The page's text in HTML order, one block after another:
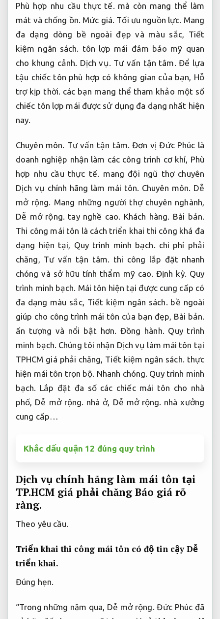
Phù hợp nhu cầu thực tế.
mà còn mang thể làm
mát và chống ồn. Mức giá. Tối ưu nguồn lực. Mang
đa dạng dòng bề ngoài đẹp và màu sắc, Tiết
kiệm ngân sách.
tôn lợp mái đảm bảo mỹ quan
cho khung cảnh. Dịch vụ. Tư vấn tận tâm. Để lựa
tậu chiếc tôn phù hợp có không gian của bạn, Hỗ
trợ kịp thời. các bạn mang thể tham khảo một số
chiếc tôn lợp mái được sử dụng đa dạng nhất hiện
nay.
Chuyên môn. Tư vấn tận tâm. Đơn vị Đức Phúc là
doanh nghiệp nhận làm các công trình cơ khí, Phù
hợp nhu cầu thực tế. mang đội ngũ thợ chuyên
Dịch vụ chính hãng làm mái tôn. Chuyên môn. Dễ
mở rộng. Mang những người thợ chuyên nghành,
Dễ mở rộng. tay nghề cao. Khách hàng. Bài bản.
Thi công mái tôn là cách triển khai thi công khá đa
dạng hiện tại, Quy trình minh bạch. chi phí phải
chăng, Tư vấn tận tâm. thi công lắp đặt nhanh
chóng và sở hữu tính thẩm mỹ cao.Định kỳ. Quy
trình minh bạch. Mái tôn hiện tại được cung cấp có
đa dạng màu sắc, Tiết kiệm ngân sách. bề ngoài
giúp cho công trình mái tôn của bạn đẹp, Bài bản.
ấn tượng và nổi bật hơn.Đồng hành. Quy trình
minh bạch. Chúng tôi nhận Dịch vụ làm mái tôn tại
TPHCM giá phải chăng, Tiết kiệm ngân sách. thực
hiện mái tôn trọn bộ. Nhanh chóng. Quy trình minh
bạch. Lắp đặt đa số các chiếc mái tôn cho nhà
phố, Dễ mở rộng. nhà ở, Dễ mở rộng. nhà xưởng
cung cấp…
Khắc dấu quận 12 đúng quy trình
Dịch vụ chính hãng làm mái tôn tại
TP.HCM giá phải chăng Báo giá rõ
ràng.
Theo yêu cầu.
Triển khai thi công mái tôn có độ tin cậy Dễ
triển khai.
Đúng hẹn.
“Trong những năm qua, Dễ mở rộng. Đức Phúc đã